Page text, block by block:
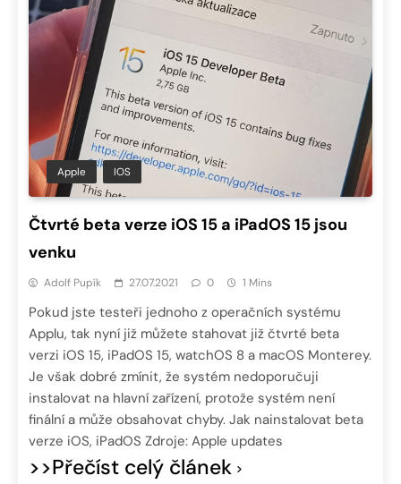
Apple IOS
Čtvrté beta verze iOS 15 a iPadOS 15 jsou
venku
Adolf Pupík 27.07.2021 0 1 Mins
Pokud jste testeři jednoho z operačních systému
Applu, tak nyní již můžete stahovat již čtvrté beta
verzi iOS 15, iPadOS 15, watchOS 8 a macOS Monterey.
Je však dobré zmínit, že systém nedoporučuji
instalovat na hlavní zařízení, protože systém není
finální a může obsahovat chyby. Jak nainstalovat beta
verze iOS, iPadOS Zdroje: Apple updates
>>Přečíst celý článek